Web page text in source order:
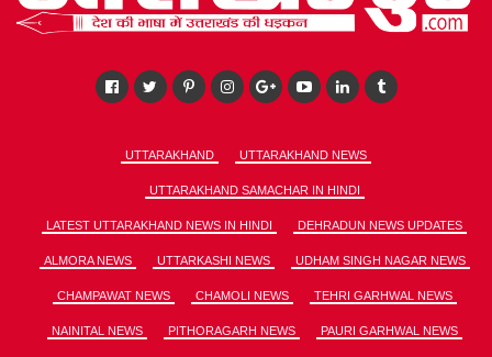
UTTARAKHAND UTTARAKHAND NEWS
UTTARAKHAND SAMACHAR IN HINDI
LATEST UTTARAKHAND NEWS IN HINDI DEHRADUN NEWS UPDATES
ALMORA NEWS UTTARKASHI NEWS UDHAM SINGH NAGAR NEWS
CHAMPAWAT NEWS CHAMOLI NEWS TEHRI GARHWAL NEWS
NAINITAL NEWS PITHORAGARH NEWS PAURI GARHWAL NEWS